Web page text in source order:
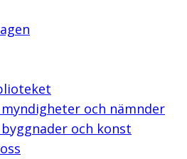
myndigheter och nämnder
byggnader och konst